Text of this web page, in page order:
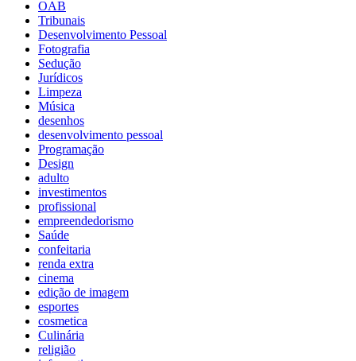
OAB
Tribunais
Desenvolvimento Pessoal
Fotografia
Sedução
Jurídicos
Limpeza
Música
desenhos
desenvolvimento pessoal
Programação
Design
adulto
investimentos
profissional
empreendedorismo
Saúde
confeitaria
renda extra
cinema
edição de imagem
esportes
cosmetica
Culinária
religião